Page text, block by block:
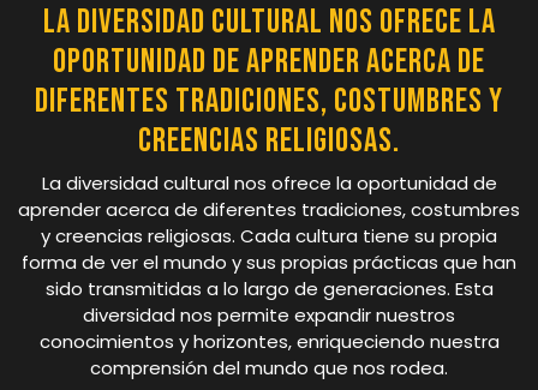
La diversidad cultural nos ofrece la
oportunidad de aprender acerca de
diferentes tradiciones, costumbres y
creencias religiosas.
La diversidad cultural nos ofrece la oportunidad de
aprender acerca de diferentes tradiciones, costumbres
y creencias religiosas. Cada cultura tiene su propia
forma de ver el mundo y sus propias prácticas que han
sido transmitidas a lo largo de generaciones. Esta
diversidad nos permite expandir nuestros
conocimientos y horizontes, enriqueciendo nuestra
comprensión del mundo que nos rodea.